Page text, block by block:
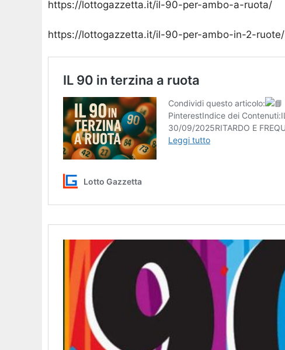
https://lottogazzetta.it/il-90-per-ambo-a-ruota/
https://lottogazzetta.it/il-90-per-ambo-in-2-ruote/